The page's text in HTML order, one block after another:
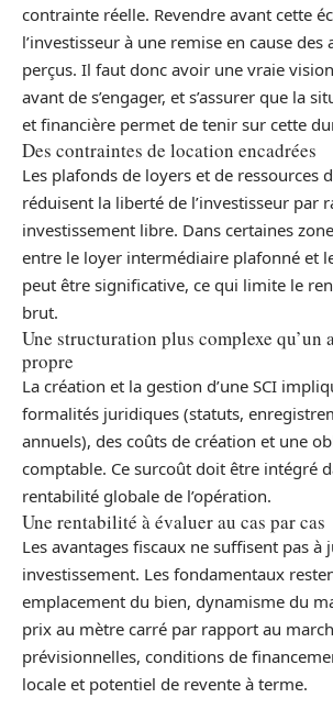
contrainte réelle. Revendre avant cette
l’investisseur à une remise en cause des
perçus. Il faut donc avoir une vraie
avant de s’engager, et s’assurer que la
et financière permet de tenir sur cette
Des contraintes de location encadrées
Les plafonds de loyers et de ressources
réduisent la liberté de l’investisseur par
investissement libre. Dans certaines
entre le loyer intermédiaire plafonné et
peut être significative, ce qui limite le
brut.
Une structuration plus complexe qu’un
propre
La création et la gestion d’une SCI
formalités juridiques (statuts,
annuels), des coûts de création et une
comptable. Ce surcoût doit être intégré
rentabilité globale de l’opération.
Une rentabilité à évaluer au cas par cas
Les avantages fiscaux ne suffisent pas à
investissement. Les fondamentaux
emplacement du bien, dynamisme du
prix au mètre carré par rapport au
prévisionnelles, conditions de
locale et potentiel de revente à terme.